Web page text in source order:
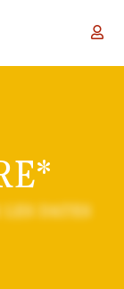
DATES